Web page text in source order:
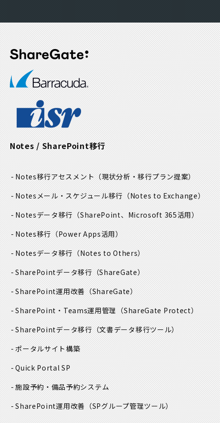
Notes / SharePoint移行
Notes移行アセスメント（現状分析・移行プラン提案）
Notesメール・スケジュール移行（Notes to Exchange）
Notesデータ移行（SharePoint、Microsoft 365活用）
Notes移行（Power Apps活用）
Notesデータ移行（Notes to Others）
SharePointデータ移行（ShareGate）
SharePoint運用改善（ShareGate）
SharePoint・Teams運用管理（ShareGate Protect）
SharePointデータ移行（文書データ移行ツール）
ポータルサイト構築
Quick Portal SP
施設予約・備品予約システム
SharePoint運用改善（SPグループ管理ツール）